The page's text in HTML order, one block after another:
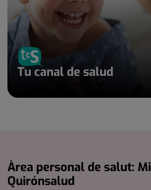
Tu canal de salud
Àrea personal de salut: Mi
Quirónsalud